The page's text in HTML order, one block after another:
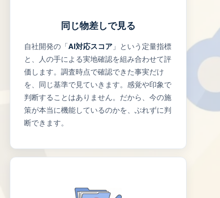
同じ物差しで見る
自社開発の「AI対応スコア 」という定量指標
と、人の手による実地確認を組み合わせて評
価します。調査時点で確認できた事実だけ
を、同じ基準で見ていきます。感覚や印象で
判断することはありません。だから、今の施
策が本当に機能しているのかを、ぶれずに判
断できます。